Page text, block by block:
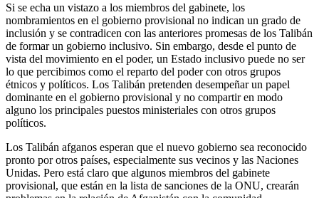
Si se echa un vistazo a los miembros del gabinete, los
nombramientos en el gobierno provisional no indican un grado de
inclusión y se contradicen con las anteriores promesas de los Talibán
de formar un gobierno inclusivo. Sin embargo, desde el punto de
vista del movimiento en el poder, un Estado inclusivo puede no ser
lo que percibimos como el reparto del poder con otros grupos
étnicos y políticos. Los Talibán pretenden desempeñar un papel
dominante en el gobierno provisional y no compartir en modo
alguno los principales puestos ministeriales con otros grupos
políticos.
Los Talibán afganos esperan que el nuevo gobierno sea reconocido
pronto por otros países, especialmente sus vecinos y las Naciones
Unidas. Pero está claro que algunos miembros del gabinete
provisional, que están en la lista de sanciones de la ONU, crearán